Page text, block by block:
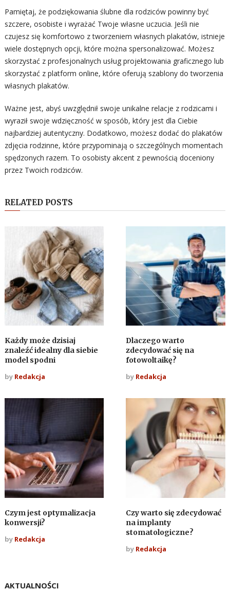
Pamiętaj, że podziękowania ślubne dla rodziców powinny być
szczere, osobiste i wyrażać Twoje własne uczucia. Jeśli nie
czujesz się komfortowo z tworzeniem własnych plakatów, istnieje
wiele dostępnych opcji, które można spersonalizować. Możesz
skorzystać z profesjonalnych usług projektowania graficznego lub
skorzystać z platform online, które oferują szablony do tworzenia
własnych plakatów.
Ważne jest, abyś uwzględnił swoje unikalne relacje z rodzicami i
wyraził swoje wdzięczność w sposób, który jest dla Ciebie
najbardziej autentyczny. Dodatkowo, możesz dodać do plakatów
zdjęcia rodzinne, które przypominają o szczególnych momentach
spędzonych razem. To osobisty akcent z pewnością doceniony
przez Twoich rodziców.
RELATED POSTS
Każdy może dzisiaj
znaleźć idealny dla siebie
model spodni
by Redakcja
Dlaczego warto
zdecydować się na
fotowoltaikę?
by Redakcja
Czym jest optymalizacja
konwersji?
by Redakcja
Czy warto się zdecydować
na implanty
stomatologiczne?
by Redakcja
AKTUALNOŚCI